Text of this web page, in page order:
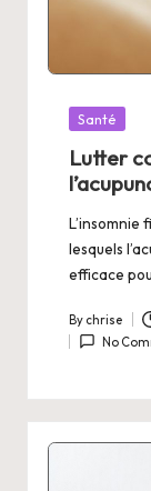
Posted
Santé
Lutter
L’insomnie
lesquels
efficace
Posted
by
By chrise
No